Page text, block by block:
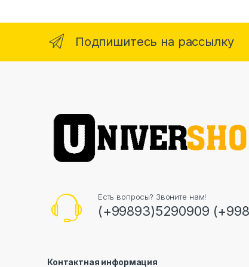
Подпишитесь на рассылку
Есть вопросы? Звоните нам!
(+99893)5290909
Контактная информация